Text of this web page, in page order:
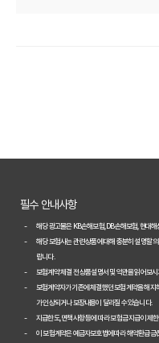
놓치면 후회! 자동차보
놓치면 손해! 2026년
2026년 자동차보험
2026년 자동차보험 현
자동차보험료 100만원
필수 안내사항
해당 광고물은 KB손해보험, DB손해보험, 현대
해당 보험사는 관련 상품에 대해 충분히 설명할
랍니다.
보험계약 체결 전 상품설명서 및 약관을 읽어보
보험계약자가 기존에 체결했던 보험계약을 해
가 인상되거나 보장내용이 달라질 수 있습니다.
지급한도, 면책사항 등에 따라 보험금 지급이 제
이 보험계약은 예금자보호법에 따라 해약환급